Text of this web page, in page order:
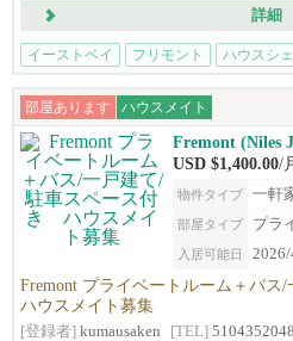
詳細
イーストベイ フリモント ハウスシ
部屋あります ハウスメイト
Fremont (Niles
USD $1,400.00/
物件タイプ 一軒
部屋タイプ プラ
入居可能日 2026/
Fremont プライベートルーム＋バ
ハウスメイト募集
[登録者] kumausaken [TEL] 5104352048